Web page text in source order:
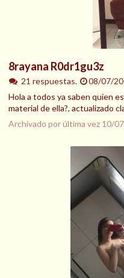
8rayana R0dr1gu3z
21 respuestas.
08/07/
Hola a todos ya saben quien
material de ella?, actualizado
Archivado por última vez 10/